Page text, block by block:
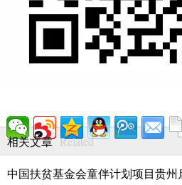
相关文章 Related
中国扶贫基金会童伴计划项目贵